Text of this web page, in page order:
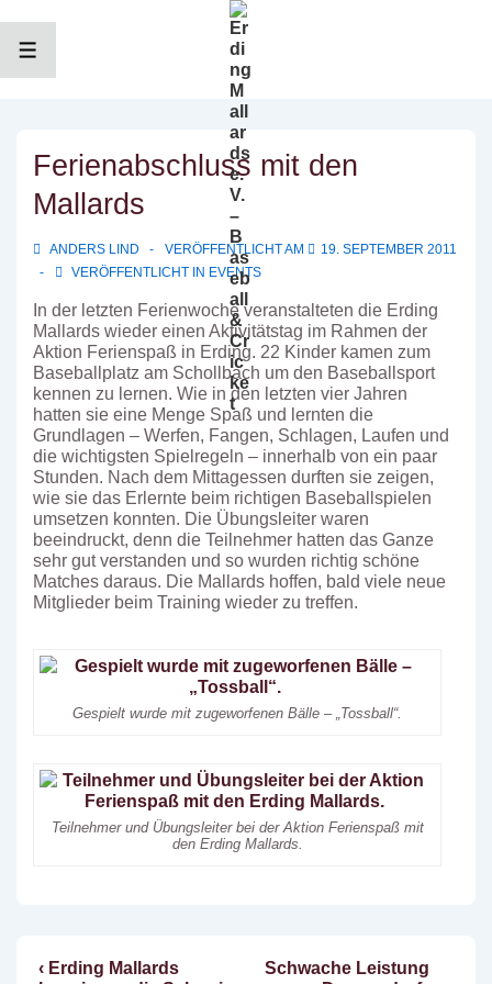
InhaltMENÜ
Ferienabschluss mit den
Mallards
ANDERS LIND VERÖFFENTLICHT AM
19. SEPTEMBER 2011
VERÖFFENTLICHT IN EVENTS
In der letzten Ferienwoche veranstalteten die Erding
Mallards wieder einen Aktivitätstag im Rahmen der
Aktion Ferienspaß in Erding. 22 Kinder kamen zum
Baseballplatz am Schollbach um den Baseballsport
kennen zu lernen. Wie in den letzten vier Jahren
hatten sie eine Menge Spaß und lernten die
Grundlagen – Werfen, Fangen, Schlagen, Laufen und
die wichtigsten Spielregeln – innerhalb von ein paar
Stunden. Nach dem Mittagessen durften sie zeigen,
wie sie das Erlernte beim richtigen Baseballspielen
umsetzen konnten. Die Übungsleiter waren
beeindruckt, denn die Teilnehmer hatten das Ganze
sehr gut verstanden und so wurden richtig schöne
Matches daraus. Die Mallards hoffen, bald viele neue
Mitglieder beim Training wieder zu treffen.
Gespielt wurde mit zugeworfenen Bälle – „Tossball“.
Teilnehmer und Übungsleiter bei der Aktion Ferienspaß mit
den Erding Mallards.
Vorheriger
‹ Erding Mallards
Nächster
Schwache Leistung